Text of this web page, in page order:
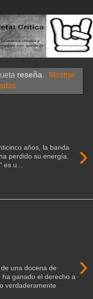
reseña.
Mostrar
›
años, la banda
perdido su energía.
es u...
›
una docena de
ha ganado el derecho a
verdaderamente